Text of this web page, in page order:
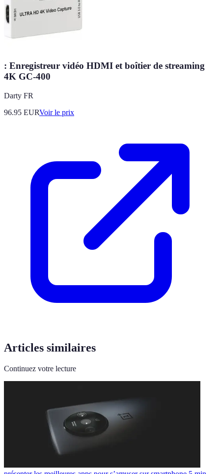
: Enregistreur vidéo HDMI et boîtier de streaming
4K GC-400
Darty FR
96.95 EURVoir le prix
Articles similaires
Continuez votre lecture